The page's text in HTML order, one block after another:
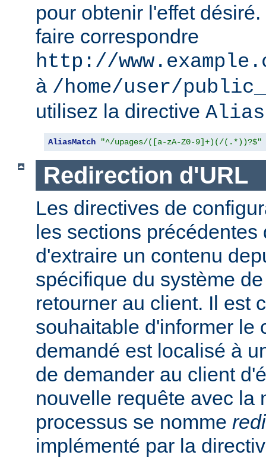
pour obtenir l'effet
faire correspondre
http://
à /home/user/
utilisez la directive
AliasMatch "^/upages/([a-zA-Z0-9]+)(/(.*))?$"
Redirection d'URL
Les directives de
les sections précédentes
d'extraire un contenu
spécifique du système
retourner au client. Il est
souhaitable d'informer le
demandé est localisé à
de demander au client
nouvelle requête avec la
processus se nomme
implémenté par la